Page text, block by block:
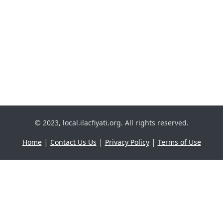
© 2023, local.ilacfiyati.org. All rights reserved.
Home| Contact Us Us | Privacy Policy| Terms of Use